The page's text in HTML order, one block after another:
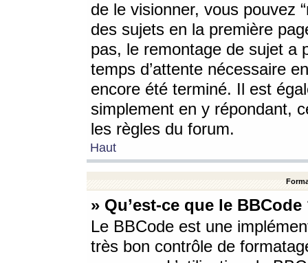
de le visionner, vous pouvez
des sujets en la première
pas, le remontage de sujet a
temps d’attente nécessaire
encore été terminé. Il est
simplement en y répondant,
les règles du forum.
Haut
» Qu’est-ce que le BBCode
Le BBCode est une
très bon contrôle de